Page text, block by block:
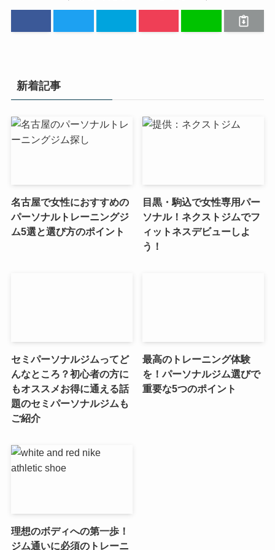
新着記事
名古屋で女性におすすめの
パーソナルトレーニングジ
ム5選と選び方のポイント
目黒・駒込で女性専用パー
ソナル！ネクストジムでフ
ィットネスデビューしよ
う！
セミパーソナルジムってど
んなところ？初心者の方に
もオススメお得に通える話
題のセミパーソナルジムも
ご紹介
最高のトレーニング体験
を！パーソナルジム選びで
重要な5つのポイント
理想のボディへの第一歩！
ジム通いに必須のトレーニ